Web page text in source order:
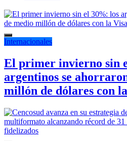
Internacionales
El primer invierno sin
argentinos se
millón de dólares con